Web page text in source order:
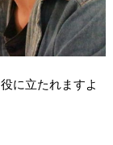
に立たれますよ